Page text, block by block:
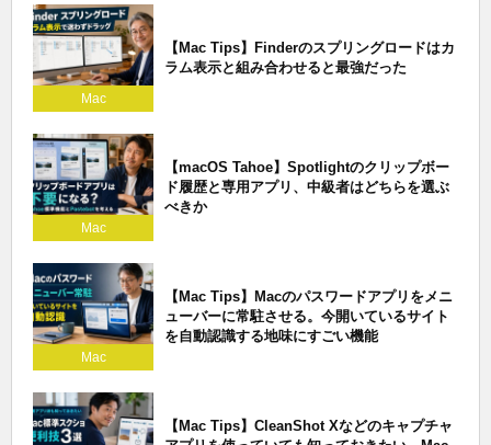
Mac
【Mac Tips】Finderのスプリングロードはカ
ラム表示と組み合わせると最強だった
Mac
【macOS Tahoe】Spotlightのクリップボー
ド履歴と専用アプリ、中級者はどちらを選ぶ
べきか
Mac
【Mac Tips】Macのパスワードアプリをメニ
ューバーに常駐させる。今開いているサイト
を自動認識する地味にすごい機能
【Mac Tips】CleanShot Xなどのキャプチャ